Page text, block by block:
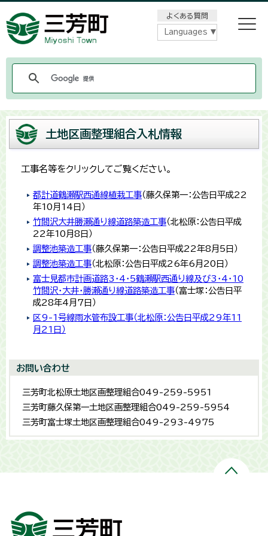
よくある質問
Languages
土地区画整理組合入札情報
工事名等をクリックしてご覧ください。
都計道鶴瀬駅西通線植栽工事（藤久保第一：公告日平成22
年10月14日）
竹間沢大井勝瀬通り線道路築造工事（北松原：公告日平成
22年10月8日）
調整池築造工事（藤久保第一：公告日平成22年8月5日）
調整池築造工事（北松原：公告日平成26年6月20日）
富士見都市計画道路3・4・5鶴瀬駅西通り線及び3・4・10
竹間沢・大井・勝瀬通り線道路築造工事（富士塚：公告日平
成28年4月7日）
区9-1号線雨水管布設工事（北松原：公告日平成29年11
月21日）
お問い合わせ
三芳町北松原土地区画整理組合049-259-5951
三芳町藤久保第一土地区画整理組合049-259-5954
三芳町富士塚土地区画整理組合049-293-4975